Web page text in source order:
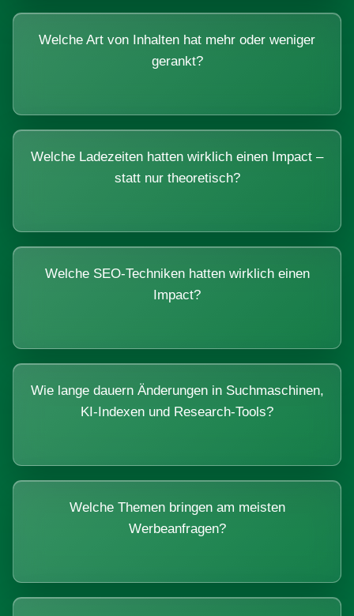
Welche Art von Inhalten hat mehr oder weniger
gerankt?
Welche Ladezeiten hatten wirklich einen Impact –
statt nur theoretisch?
Welche SEO-Techniken hatten wirklich einen
Impact?
Wie lange dauern Änderungen in Suchmaschinen,
KI-Indexen und Research-Tools?
Welche Themen bringen am meisten
Werbeanfragen?